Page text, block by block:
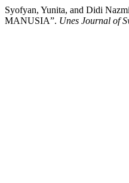
Syofyan, Yunita, and Didi
MANUSIA”. Unes Journal of